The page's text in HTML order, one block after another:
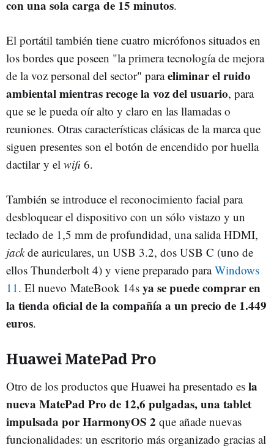
con una sola carga de 15 minutos.
El portátil también tiene cuatro micrófonos situados en
los bordes que poseen "la primera tecnología de mejora
de la voz personal del sector" paraeliminar el ruido
ambiental mientras recoge la voz del usuario, para
que se le pueda oír alto y claro en las llamadas o
reuniones. Otras características clásicas de la marca que
siguen presentes son el botón de encendido por huella
dactilar y el wifi 6.
También se introduce el reconocimiento facial para
desbloquear el dispositivo con un sólo vistazo y un
teclado de 1,5 mm de profundidad, una salida HDMI,
jackde auriculares, un USB 3.2, dos USB C (uno de
ellos Thunderbolt 4) y viene preparado paraWindows
11 . El nuevo MateBook 14s ya se puede comprar en
la tienda oficial de la compañía a un precio de 1.449
euros.
Huawei MatePad Pro
Otro de los productos que Huawei ha presentado es la
nueva MatePad Pro de 12,6 pulgadas, una tablet
impulsada por HarmonyOS 2 que añade nuevas
funcionalidades: un escritorio más organizado gracias al